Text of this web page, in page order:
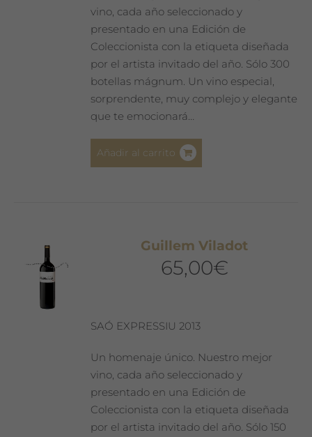
vino, cada año seleccionado y
presentado en una Edición de
Coleccionista con la etiqueta diseñada
por el artista invitado del año. Sólo 300
botellas mágnum. Un vino especial,
sorprendente, muy complejo y elegante
que te emocionará…
Añadir al carrito
Guillem Viladot
65,00€
SAÓ EXPRESSIU 2013
Un homenaje único. Nuestro mejor
vino, cada año seleccionado y
presentado en una Edición de
Coleccionista con la etiqueta diseñada
por el artista invitado del año. Sólo 150